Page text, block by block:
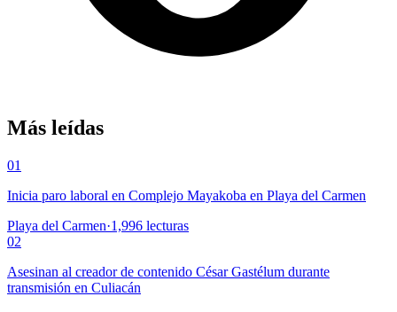
Más leídas
01
Inicia paro laboral en Complejo Mayakoba en Playa del Carmen
Playa del Carmen·1,996 lecturas
02
Asesinan al creador de contenido César Gastélum durante
transmisión en Culiacán